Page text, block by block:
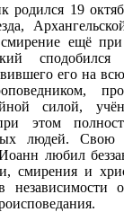
родился 19
ещё
его на
силой,
этом
людей. Свою
любил
смирения и
независимости